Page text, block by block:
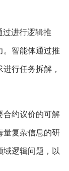
过进行逻辑推
。智能体通过推
行任务拆解，
合约议价的可解
量复杂信息的研
域逻辑问题，以